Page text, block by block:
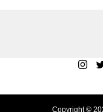
Copyright ©